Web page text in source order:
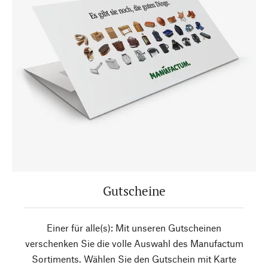
Gutscheine
Einer für alle(s): Mit unseren Gutscheinen
verschenken Sie die volle Auswahl des Manufactum
Sortiments. Wählen Sie den Gutschein mit Karte